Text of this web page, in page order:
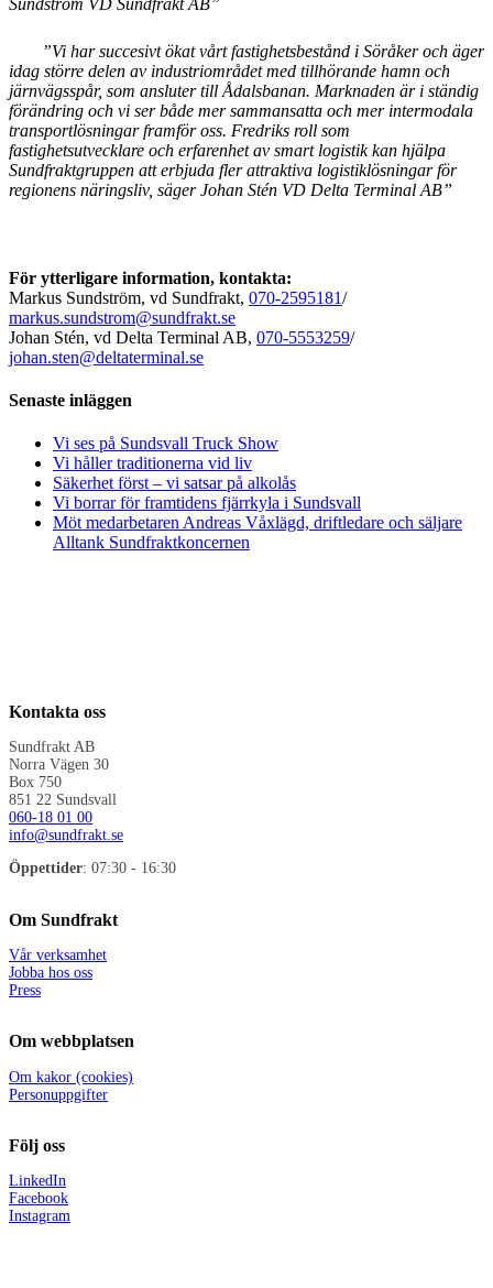
”Vi har succesivt ökat vårt fastighetsbestånd i Söråker och äger
idag större delen av industriområdet med tillhörande hamn och
järnvägsspår, som ansluter till Ådalsbanan. Marknaden är i ständig
förändring och vi ser både mer sammansatta och mer intermodala
transportlösningar framför oss. Fredriks roll som
fastighetsutvecklare och erfarenhet av smart logistik kan hjälpa
Sundfraktgruppen att erbjuda fler attraktiva logistiklösningar för
regionens näringsliv, säger Johan Stén VD Delta Terminal AB”
För ytterligare information, kontakta:
Markus Sundström, vd Sundfrakt, 070-2595181/
markus.sundstrom@sundfrakt.se
Johan Stén, vd Delta Terminal AB, 070-5553259/
johan.sten@deltaterminal.se
Senaste inläggen
Vi ses på Sundsvall Truck Show
Vi håller traditionerna vid liv
Säkerhet först – vi satsar på alkolås
Vi borrar för framtidens fjärrkyla i Sundsvall
Möt medarbetaren Andreas Våxlägd, driftledare och säljare
Alltank Sundfraktkoncernen
Kontakta oss
Sundfrakt AB
Norra Vägen 30
Box 750
851 22 Sundsvall
060-18 01 00
info@sundfrakt.se
Öppettider: 07:30 - 16:30
Om Sundfrakt
Vår verksamhet
Jobba hos oss
Press
Om webbplatsen
Om kakor (cookies)
Personuppgifter
Följ oss
LinkedIn
Facebook
Instagram